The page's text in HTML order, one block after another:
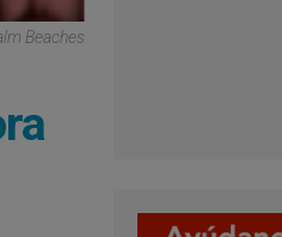
Beaches